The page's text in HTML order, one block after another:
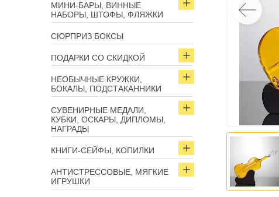
МИНИ-БАРЫ, ВИННЫЕ
НАБОРЫ, ШТОФЫ, ФЛЯЖКИ
СЮРПРИЗ БОКСЫ
ПОДАРКИ СО СКИДКОЙ
НЕОБЫЧНЫЕ КРУЖКИ,
БОКАЛЫ, ПОДСТАКАННИКИ
СУВЕНИРНЫЕ МЕДАЛИ,
КУБКИ, ОСКАРЫ, ДИПЛОМЫ,
НАГРАДЫ
КНИГИ-СЕЙФЫ, КОПИЛКИ
АНТИСТРЕССОВЫЕ, МЯГКИЕ
ИГРУШКИ